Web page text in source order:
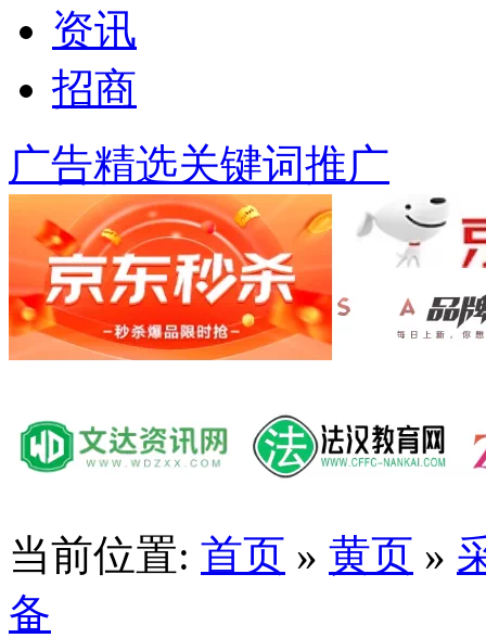
资讯
招商
广告精选关键词推广
当前位置: 首页 » 黄页 »
备